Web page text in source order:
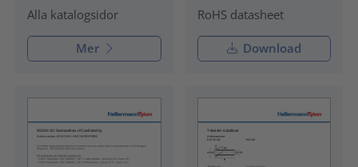
Alla katalogsidor
Mer
RoHS datasheet
Download